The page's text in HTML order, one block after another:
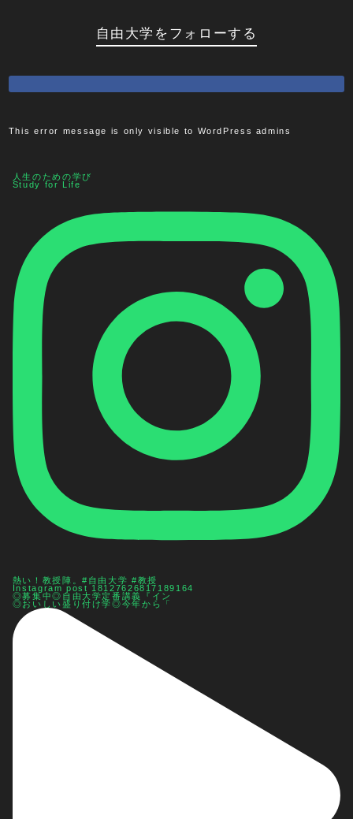
自由大学をフォローする
This error message is only visible to WordPress admins
人生のための学び
Study for Life
熱い！教授陣。#自由大学 #教授
Instagram post 18127626817189164
◎募集中◎自由大学定番講義『イン
◎おいしい盛り付け学◎今年から「